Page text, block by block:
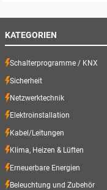
KATEGORIEN
Schalterprogramme / KNX
Sicherheit
Netzwerktechnik
Elektroinstallation
Kabel/Leitungen
Klima, Heizen & Lüften
Erneuerbare Energien
Beleuchtung und Zubehör